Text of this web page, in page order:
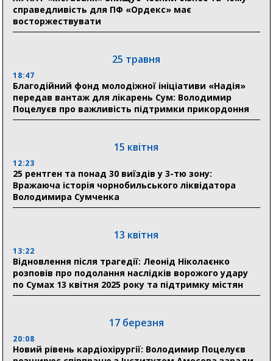
на пенсії, страхові виплати та підтримку
прифронтових громад
03 серпня
Романько розширює програму відпочинку дітей із
прифронтової Сумщини: перша група оздоровилася
в Австрії
відновлення житла майже на 6,6 млн грн
31 липня
17:52
«Укрексімбанк» припиняє виплату пенсій: у
Пенсійному фонді Сумщини пояснили, що робити
людям
Артем Кобзар вручив родинам 20 полеглих Героїв
відзнаки «Почесного громадянина міста Суми»
справедливість для ПФ «Ордекс» має
восторжествувати
25 травня
18:47
Благодійний фонд молодіжної ініціативи «Надія»
передав вантаж для лікарень Сум: Володимир
Поцелуєв про важливість підтримки прикордоння
15 квітня
12:23
25 рентген та понад 30 виїздів у 3-тю зону:
Вражаюча історія чорнобильського ліквідатора
Володимира Сумченка
13 квітня
13:22
Відновлення після трагедії: Леонід Ніколаєнко
розповів про подолання наслідків ворожого удару
по Сумах 13 квітня 2025 року та підтримку містян
17 березня
20:08
Новий рівень кардіохірургії: Володимир Поцелуєв